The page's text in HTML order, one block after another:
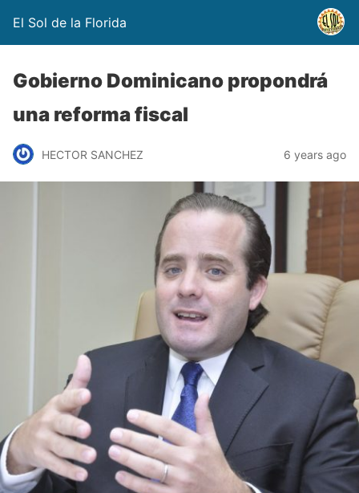
El Sol de la Florida
Gobierno Dominicano propondrá
una reforma fiscal
HECTOR SANCHEZ 6 years ago